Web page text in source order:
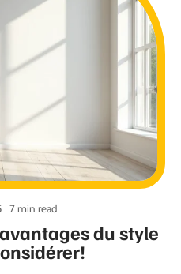
du style
7 min read